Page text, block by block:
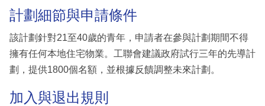
計劃細節與申請條件
該計劃針對21至40歲的青年，申請者在參與計劃期間不得
擁有任何本地住宅物業。工聯會建議政府試行三年的先導計
劃，提供1800個名額，並根據反饋調整未來計劃。
加入與退出規則